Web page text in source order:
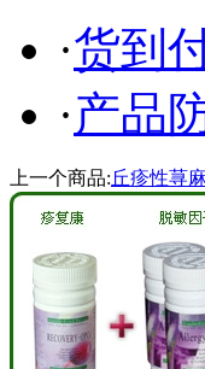
·货到
·产品
上一个商品: 丘疹性荨